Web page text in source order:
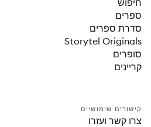
חיפוש
ספרים
סדרת ספרים
Storytel Originals
סופרים
קריינים
קישורים שימושיים
צרו קשר ועזרו